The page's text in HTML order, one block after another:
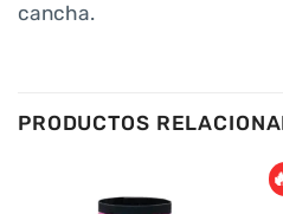
cancha.
PRODUCTOS